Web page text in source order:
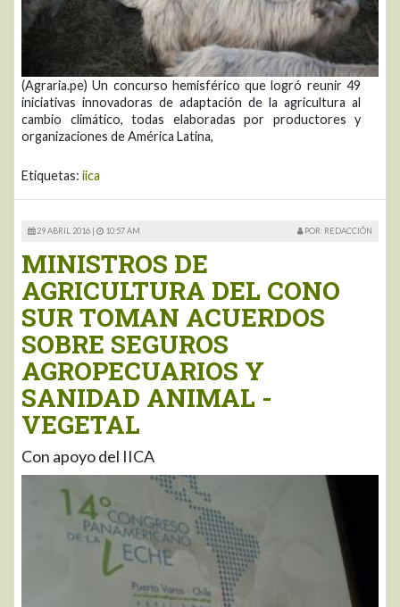
(Agraria.pe) Un concurso hemisférico que logró reunir 49
iniciativas innovadoras de adaptación de la agricultura al
cambio climático, todas elaboradas por productores y
organizaciones de América Latina,
Etiquetas: iica
29 ABRIL 2016 | 10:57 AM POR: REDACCIÓN
MINISTROS DE
AGRICULTURA DEL CONO
SUR TOMAN ACUERDOS
SOBRE SEGUROS
AGROPECUARIOS Y
SANIDAD ANIMAL -
VEGETAL
Con apoyo del IICA